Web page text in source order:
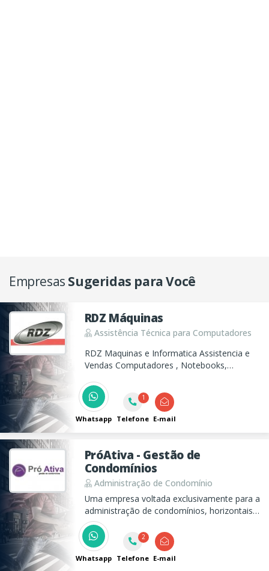
Empresas Sugeridas para Você
RDZ Máquinas
Assistência Técnica para Computadores
RDZ Maquinas e Informatica Assistencia e
Vendas Computadores , Notebooks,
estacionamento No breaks
Whatsapp
1
Telefone E-mail
PróAtiva - Gestão de
Condomínios
Administração de Condomínio
Uma empresa voltada exclusivamente para a
administração de condomínios, horizontais e
verticais, residenciais e comerciais.
Whatsapp
2
Telefone E-mail